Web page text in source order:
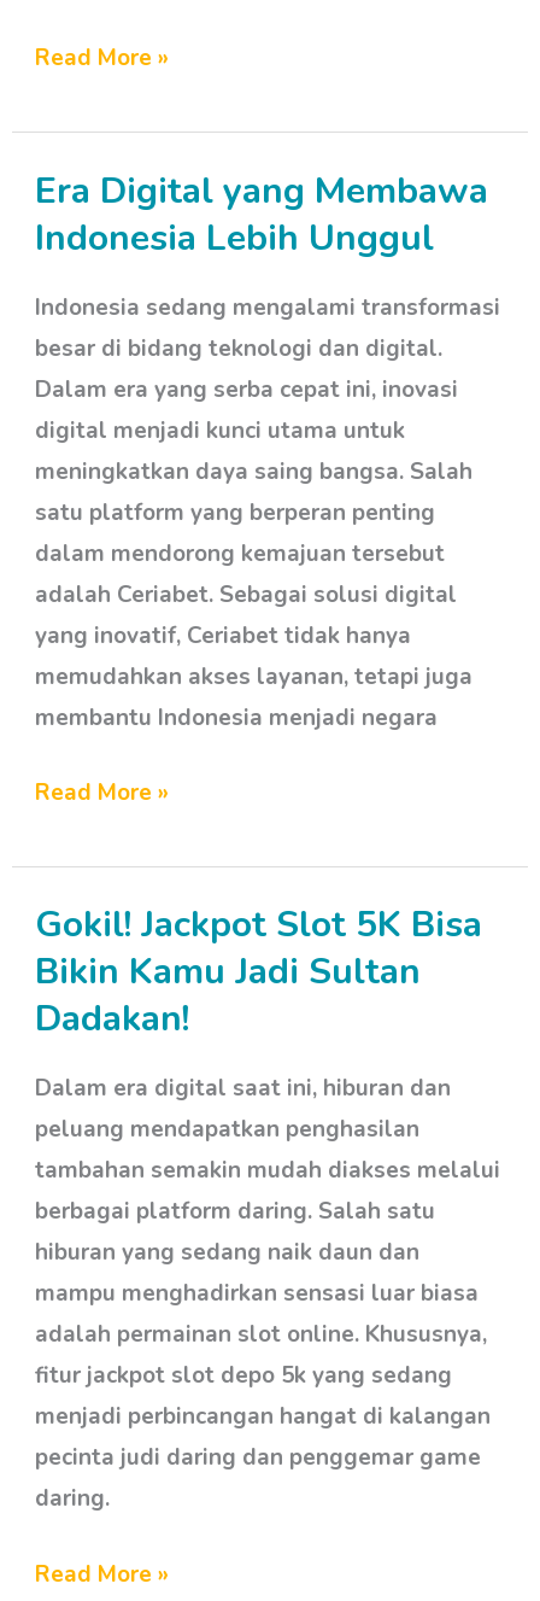
Read More »
Era Digital yang Membawa
Indonesia Lebih Unggul
Indonesia sedang mengalami transformasi
besar di bidang teknologi dan digital.
Dalam era yang serba cepat ini, inovasi
digital menjadi kunci utama untuk
meningkatkan daya saing bangsa. Salah
satu platform yang berperan penting
dalam mendorong kemajuan tersebut
adalah Ceriabet. Sebagai solusi digital
yang inovatif, Ceriabet tidak hanya
memudahkan akses layanan, tetapi juga
membantu Indonesia menjadi negara
Era
Digital
Membawa
Indonesia
Lebih
Unggul
Read More »
Gokil! Jackpot Slot 5K Bisa
Bikin Kamu Jadi Sultan
Dadakan!
Dalam era digital saat ini, hiburan dan
peluang mendapatkan penghasilan
tambahan semakin mudah diakses melalui
berbagai platform daring. Salah satu
hiburan yang sedang naik daun dan
mampu menghadirkan sensasi luar biasa
adalah permainan slot online. Khususnya,
fitur jackpot slot depo 5k yang sedang
menjadi perbincangan hangat di kalangan
pecinta judi daring dan penggemar game
daring.
Gokil!
Jackpot
Slot
Bisa
Bikin
Kamu
Jadi
Sultan
Dadakan!
Read More »